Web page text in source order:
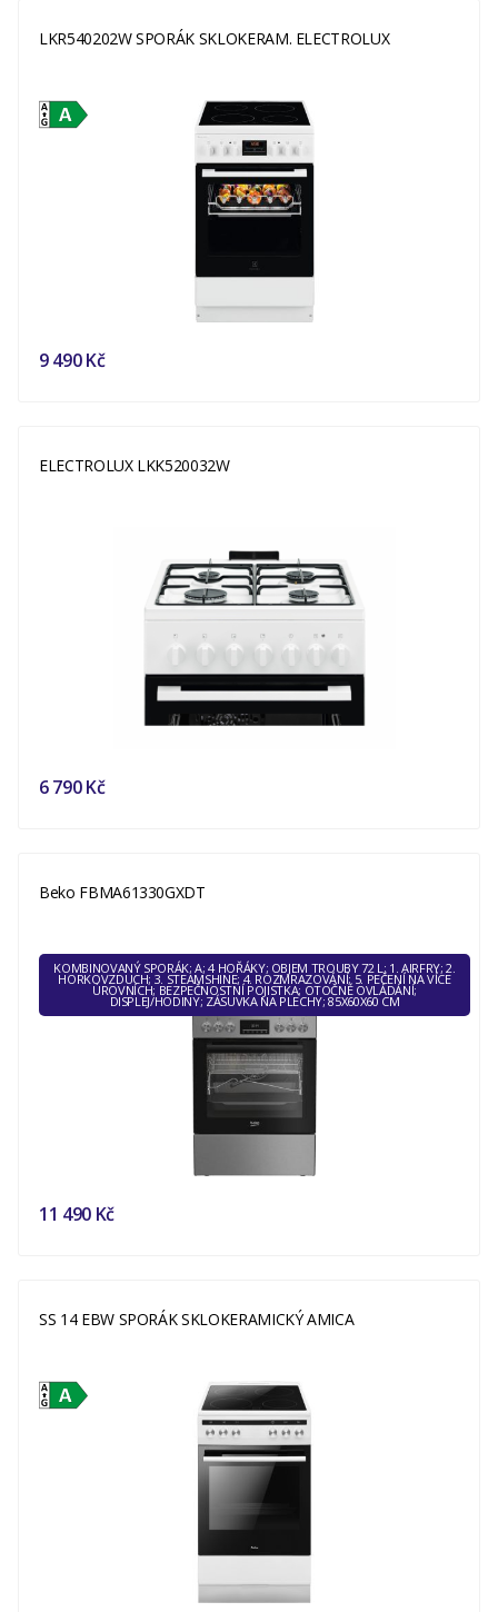
LKR540202W SPORÁK SKLOKERAM. ELECTROLUX
9 490 Kč
ELECTROLUX LKK520032W
6 790 Kč
Beko FBMA61330GXDT
KOMBINOVANÝ SPORÁK; A; 4 HOŘÁKY; OBJEM TROUBY 72 L; 1. AIRFRY; 2.
HORKOVZDUCH; 3. STEAMSHINE; 4. ROZMRAZOVÁNÍ; 5. PEČENÍ NA VÍCE
ÚROVNÍCH; BEZPEČNOSTNÍ POJISTKA; OTOČNÉ OVLÁDÁNÍ;
DISPLEJ/HODINY; ZÁSUVKA NA PLECHY; 85X60X60 CM
11 490 Kč
SS 14 EBW SPORÁK SKLOKERAMICKÝ AMICA